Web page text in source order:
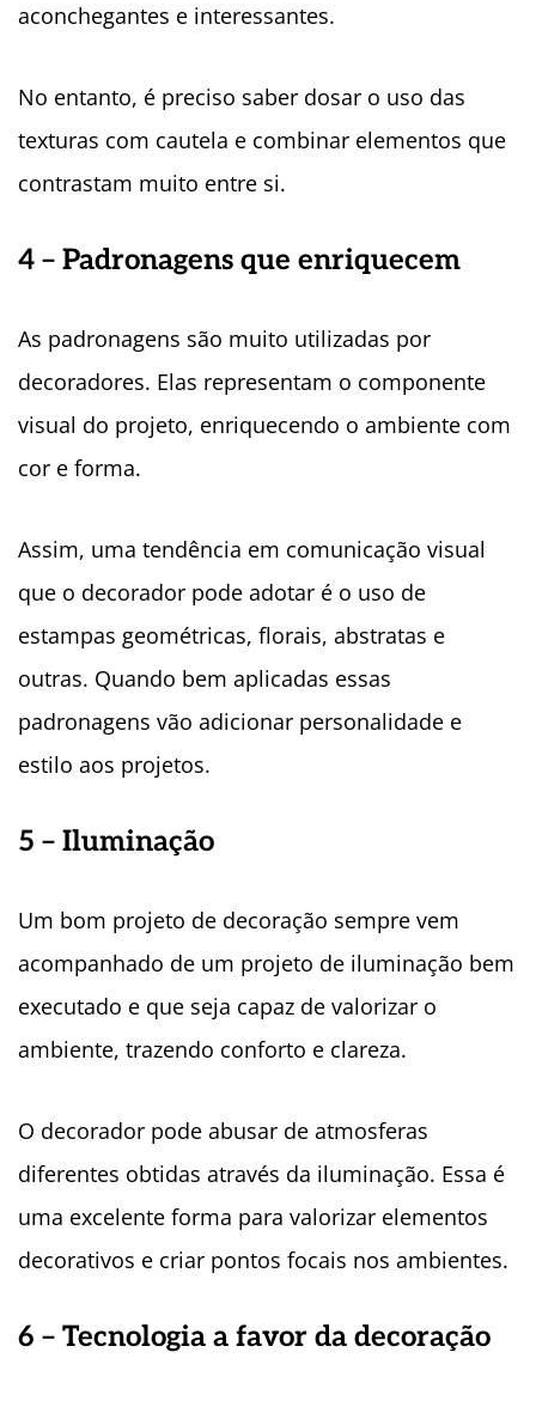
aconchegantes e interessantes.
No entanto, é preciso saber dosar o uso das
texturas com cautela e combinar elementos que
contrastam muito entre si.
4 – Padronagens que enriquecem
As padronagens são muito utilizadas por
decoradores. Elas representam o componente
visual do projeto, enriquecendo o ambiente com
cor e forma.
Assim, uma tendência em comunicação visual
que o decorador pode adotar é o uso de
estampas geométricas, florais, abstratas e
outras. Quando bem aplicadas essas
padronagens vão adicionar personalidade e
estilo aos projetos.
5 – Iluminação
Um bom projeto de decoração sempre vem
acompanhado de um projeto de iluminação bem
executado e que seja capaz de valorizar o
ambiente, trazendo conforto e clareza.
O decorador pode abusar de atmosferas
diferentes obtidas através da iluminação. Essa é
uma excelente forma para valorizar elementos
decorativos e criar pontos focais nos ambientes.
6 – Tecnologia a favor da decoração